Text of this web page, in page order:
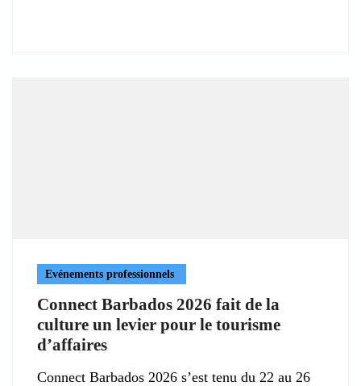
Evénements professionnels
Connect Barbados 2026 fait de la
culture un levier pour le tourisme
d’affaires
Connect Barbados 2026 s’est tenu du 22 au 26